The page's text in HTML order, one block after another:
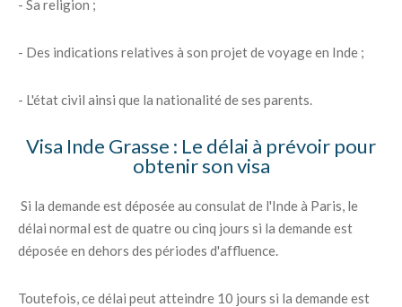
- Sa religion ;
- Des indications relatives à son projet de voyage en Inde ;
- L'état civil ainsi que la nationalité de ses parents.
Visa Inde Grasse : Le délai à prévoir pour
obtenir son visa
Si la demande est déposée au consulat de l'Inde à Paris, le
délai normal est de quatre ou cinq jours si la demande est
déposée en dehors des périodes d'affluence.
Toutefois, ce délai peut atteindre 10 jours si la demande est